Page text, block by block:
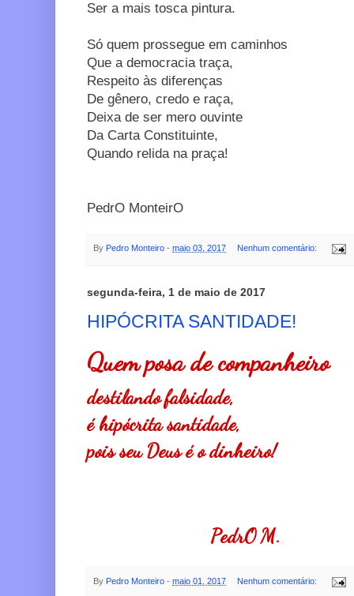
Ser a mais tosca pintura.
Só quem prossegue em caminhos
Que a democracia traça,
Respeito às diferenças
De gênero, credo e raça,
Deixa de ser mero ouvinte
Da Carta Constituinte,
Quando relida na praça!
PedrO MonteirO
By Pedro Monteiro - maio 03, 2017 Nenhum comentário:
segunda-feira, 1 de maio de 2017
HIPÓCRITA SANTIDADE!
Quem posa de companheiro
destilando falsidade,
é hipócrita santidade,
pois seu Deus é o dinheiro!
PedrO M.
By Pedro Monteiro - maio 01, 2017 Nenhum comentário: